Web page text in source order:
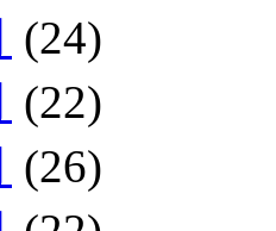
(24)
(22)
(26)